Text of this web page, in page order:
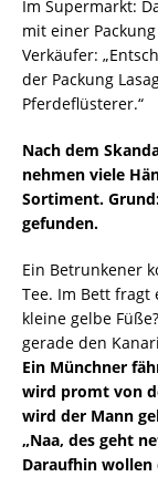
Im Supermarkt:
mit einer
Verkäufer:
der Packung
Pferdeflüsterer.“
Nach dem
nehmen viele
Sortiment.
gefunden.
Ein Betrunkener
Tee. Im Bett fragt
kleine gelbe
gerade den
Ein Münchner
wird promt von
wird der Mann
„Naa, des geht
Daraufhin